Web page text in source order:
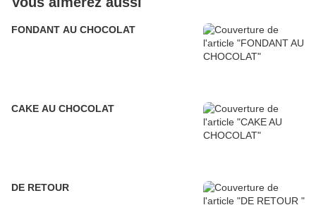
FONDANT AU CHOCOLAT
CAKE AU CHOCOLAT
DE RETOUR